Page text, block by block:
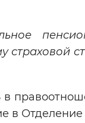
страховой
в